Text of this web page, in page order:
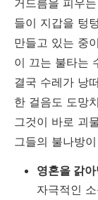
들이 지갑을 텅
만들고 있는 중
이 끄는 불타는
결국 수레가 낭
한 걸음도 도망
그것이 바로 괴
그들의 불나방
영혼을 갉
자극적인